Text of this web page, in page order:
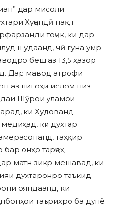
дар мисоли
Хуҷандӣ нақл
тоҷик, ки дар
шудаанд, чӣ гуна умр
беш аз 13,5 ҳазор
Дар мавод атрофи
аз нигоҳи ислом низ
Шӯрои уламои
ки Худованд
ки духтар
таҳқир
онҳо тарҷеҳ
матн зикр мешавад, ки
духтаронро таъкид
ояндаанд, ки
таърихро ба дунё